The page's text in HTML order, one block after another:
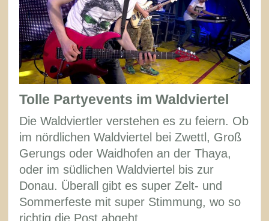
Tolle Partyevents im Waldviertel
Die Waldviertler verstehen es zu feiern. Ob
im nördlichen Waldviertel bei Zwettl, Groß
Gerungs oder Waidhofen an der Thaya,
oder im südlichen Waldviertel bis zur
Donau. Überall gibt es super Zelt- und
Sommerfeste mit super Stimmung, wo so
richtig die Post abgeht.